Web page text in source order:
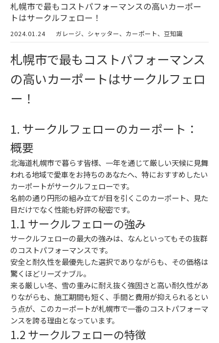
札幌市で最もコストパフォーマンスの高いカーポー
トはサークルフェロー！
2024.01.24 ガレージ、シャッター、カーポート、豆知識
札幌市で最もコストパフォーマンス
の高いカーポートはサークルフェロ
ー！
1. サークルフェローのカーポート：
概要
北海道札幌市で暮らす皆様、一年を通じて厳しい天候に見舞
われる地域で愛車をお持ちのあなたへ、特におすすめしたい
カーポートがサークルフェローです。
名前の通り円形の組み立てが目を引くこのカーポート、見た
目だけでなく性能も好評の秘密です。
1.1 サークルフェローの強み
サークルフェローの最大の強みは、なんといってもその抜群
のコストパフォーマンスです。
安全と耐久性を最優先した選択でありながらも、その価格は
驚くほどリーズナブル。
来る厳しい冬、雪の重みに耐え抜く強固さと高い耐久性があ
りながらも、施工期間も短く、手間と費用が抑えられるとい
う点が、このカーポートが札幌市で一番のコストパフォーマ
ンスを誇る理由となっています。
1.2 サークルフェローの特徴